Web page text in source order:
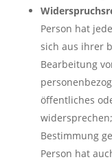
Person hat
sich aus ihrer
Bearbeitung
öffentliches
Bestimmung
Person hat